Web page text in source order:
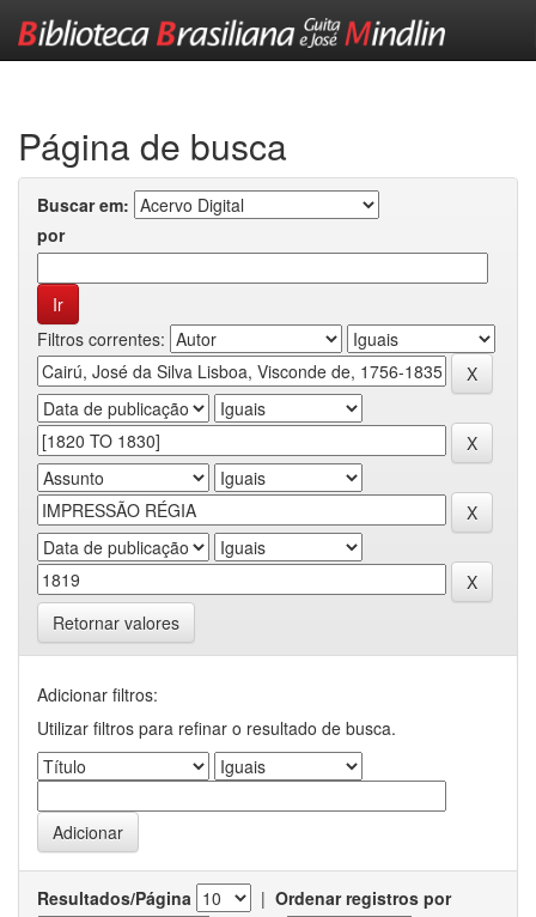
Página de busca
Buscar em:
por
Filtros correntes:
Retornar valores
Adicionar filtros:
Utilizar filtros para refinar o resultado de busca.
Resultados/Página | Ordenar registros por